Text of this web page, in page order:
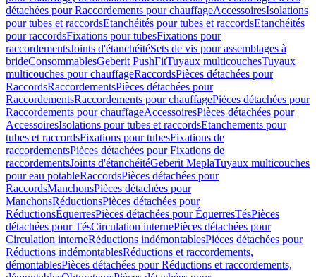
détachées pour Raccordements pour chauffageAccessoiresIsolations
pour tubes et raccordsEtanchéités pour tubes et raccordsEtanchéités
pour raccordsFixations pour tubesFixations pour
raccordementsJoints d'étanchéitéSets de vis pour assemblages à
brideConsommablesGeberit PushFitTuyaux multicouchesTuyaux
multicouches pour chauffageRaccordsPièces détachées pour
RaccordsRaccordementsPièces détachées pour
RaccordementsRaccordements pour chauffagePièces détachées pour
Raccordements pour chauffageAccessoiresPièces détachées pour
AccessoiresIsolations pour tubes et raccordsEtanchements pour
tubes et raccordsFixations pour tubesFixations de
raccordementsPièces détachées pour Fixations de
raccordementsJoints d'étanchéitéGeberit MeplaTuyaux multicouches
pour eau potableRaccordsPièces détachées pour
RaccordsManchonsPièces détachées pour
ManchonsRéductionsPièces détachées pour
RéductionsÉquerresPièces détachées pour ÉquerresTésPièces
détachées pour TésCirculation internePièces détachées pour
Circulation interneRéductions indémontablesPièces détachées pour
Réductions indémontablesRéductions et raccordements,
démontablesPièces détachées pour Réductions et raccordements,